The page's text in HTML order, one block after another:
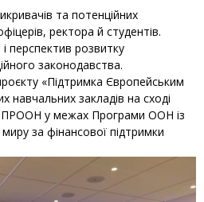
та потенційних
ректора й студентів.
і перспектив розвитку
законодавства.
«Підтримка Європейським
закладів на сході
ПРООН у межах Програми ООН із
за фінансової підтримки